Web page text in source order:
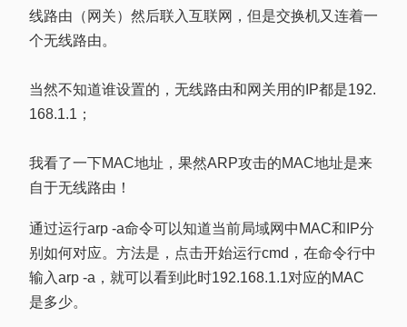
线路由（网关）然后联入互联网，但是交换机又连着一
个无线路由。
当然不知道谁设置的，无线路由和网关用的IP都是192.
168.1.1；
我看了一下MAC地址，果然ARP攻击的MAC地址是来
自于无线路由！
通过运行arp -a命令可以知道当前局域网中MAC和IP分
别如何对应。方法是，点击开始运行cmd，在命令行中
输入arp -a，就可以看到此时192.168.1.1对应的MAC
是多少。